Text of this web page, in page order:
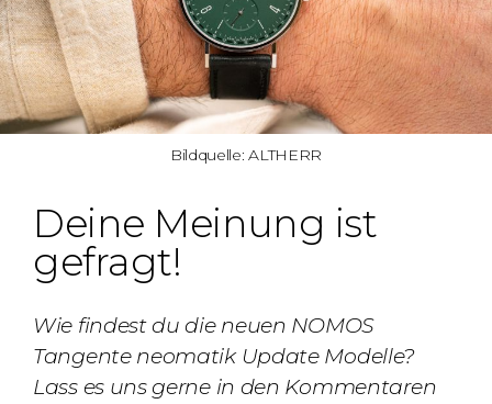
Bildquelle: ALTHERR
Deine Meinung ist
gefragt!
Wie findest du die neuen NOMOS
Tangente neomatik Update Modelle?
Lass es uns gerne in den Kommentaren